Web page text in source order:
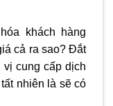
khách hàng
cả ra sao? Đắt
vị cung cấp dịch
nhiên là sẽ có